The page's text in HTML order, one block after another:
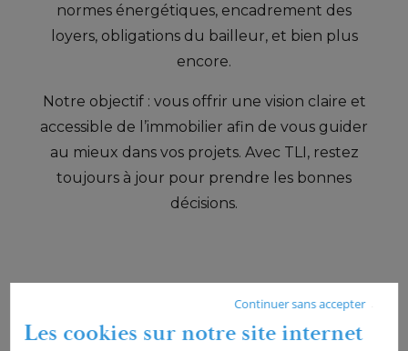
normes énergétiques, encadrement des
loyers, obligations du bailleur, et bien plus
encore.
Notre objectif : vous offrir une vision claire et
accessible de l’immobilier afin de vous guider
au mieux dans vos projets. Avec TLI, restez
toujours à jour pour prendre les bonnes
décisions.
Continuer sans accepter
Les cookies sur notre site internet